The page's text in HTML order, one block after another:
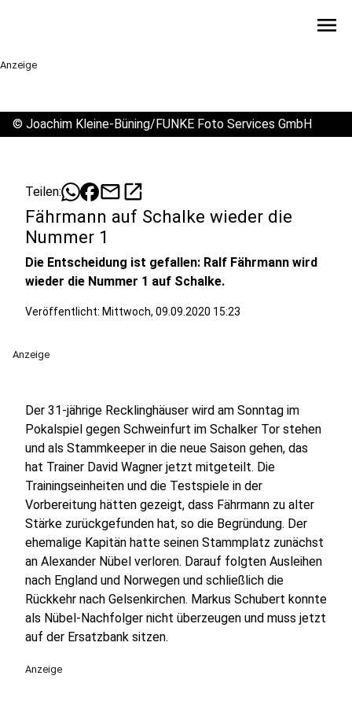
menu
Anzeige
© Joachim Kleine-Büning/FUNKE Foto Services GmbH
Teilen: mailopen_in_new
Fährmann auf Schalke wieder die
Nummer 1
Die Entscheidung ist gefallen: Ralf Fährmann wird
wieder die Nummer 1 auf Schalke.
Veröffentlicht: Mittwoch, 09.09.2020 15:23
Anzeige
Der 31-jährige Recklinghäuser wird am Sonntag im
Pokalspiel gegen Schweinfurt im Schalker Tor stehen
und als Stammkeeper in die neue Saison gehen, das
hat Trainer David Wagner jetzt mitgeteilt. Die
Trainingseinheiten und die Testspiele in der
Vorbereitung hätten gezeigt, dass Fährmann zu alter
Stärke zurückgefunden hat, so die Begründung. Der
ehemalige Kapitän hatte seinen Stammplatz zunächst
an Alexander Nübel verloren. Darauf folgten Ausleihen
nach England und Norwegen und schließlich die
Rückkehr nach Gelsenkirchen. Markus Schubert konnte
als Nübel-Nachfolger nicht überzeugen und muss jetzt
auf der Ersatzbank sitzen.
Anzeige